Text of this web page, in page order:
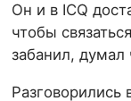
Он и в ICQ
чтобы
забанил, думал
Разговорились